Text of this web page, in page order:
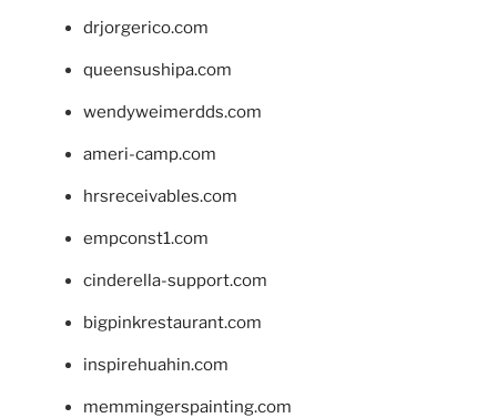
drjorgerico.com
queensushipa.com
wendyweimerdds.com
ameri-camp.com
hrsreceivables.com
empconst1.com
cinderella-support.com
bigpinkrestaurant.com
inspirehuahin.com
memmingerspainting.com